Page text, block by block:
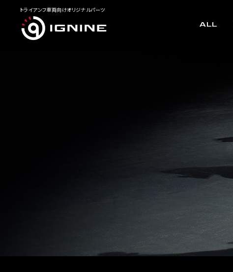
トライアンフ車両向けオリジナルパーツ
ALL